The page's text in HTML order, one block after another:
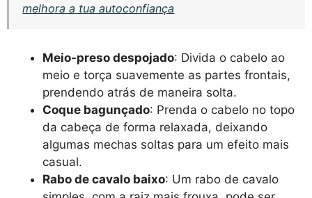
melhora a tua autoconfiança
Meio-preso despojado: Divida o cabelo ao
meio e torça suavemente as partes frontais,
prendendo atrás de maneira solta.
Coque bagunçado: Prenda o cabelo no topo
da cabeça de forma relaxada, deixando
algumas mechas soltas para um efeito mais
casual.
Rabo de cavalo baixo: Um rabo de cavalo